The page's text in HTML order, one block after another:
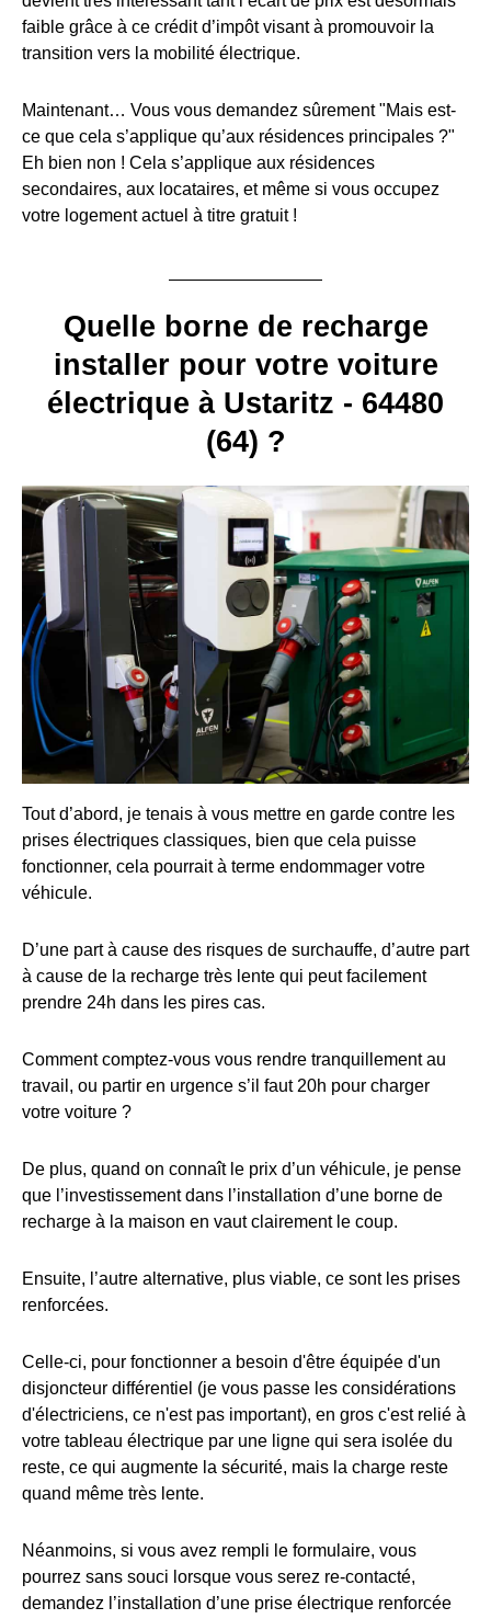
faible grâce à ce crédit d’impôt visant à promouvoir la
transition vers la mobilité électrique.
Maintenant… Vous vous demandez sûrement "Mais est-
ce que cela s’applique qu’aux résidences principales ?"
Eh bien non ! Cela s’applique aux résidences
secondaires, aux locataires, et même si vous occupez
votre logement actuel à titre gratuit !
Quelle borne de recharge
installer pour votre voiture
électrique à Ustaritz - 64480
(64) ?
Tout d’abord, je tenais à vous mettre en garde contre les
prises électriques classiques, bien que cela puisse
fonctionner, cela pourrait à terme endommager votre
véhicule.
D’une part à cause des risques de surchauffe, d’autre part
à cause de la recharge très lente qui peut facilement
prendre 24h dans les pires cas.
Comment comptez-vous vous rendre tranquillement au
travail, ou partir en urgence s’il faut 20h pour charger
votre voiture ?
De plus, quand on connaît le prix d’un véhicule, je pense
que l’investissement dans l’installation d’une borne de
recharge à la maison en vaut clairement le coup.
Ensuite, l’autre alternative, plus viable, ce sont les prises
renforcées.
Celle-ci, pour fonctionner a besoin d'être équipée d'un
disjoncteur différentiel (je vous passe les considérations
d'électriciens, ce n'est pas important), en gros c'est relié à
votre tableau électrique par une ligne qui sera isolée du
reste, ce qui augmente la sécurité, mais la charge reste
quand même très lente.
Néanmoins, si vous avez rempli le formulaire, vous
pourrez sans souci lorsque vous serez re-contacté,
demandez l’installation d’une prise électrique renforcée